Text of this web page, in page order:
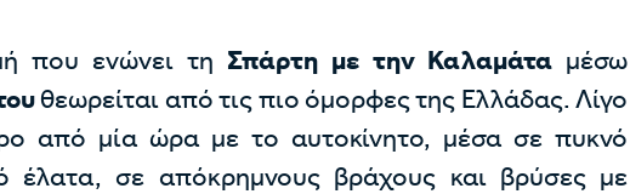
που ενώνει τη Σπάρτη με την Καλαμάτα μέσω
θεωρείται από τις πιο όμορφες της Ελλάδας. Λίγο
από μία ώρα με το αυτοκίνητο, μέσα σε πυκνό
έλατα, σε απόκρημνους βράχους και βρύσες με